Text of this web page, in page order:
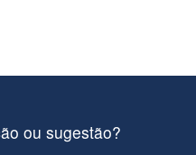
ou sugestão?